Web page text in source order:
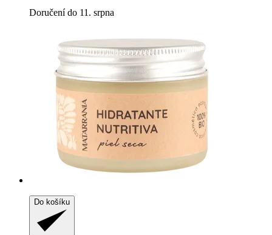
Doručení do 11. srpna
Do košíku